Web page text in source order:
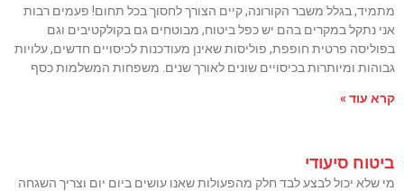
מתמיד, בגלל משבר הקורונה, קיים הצורך לחסוך בכל תחום! פעמים רבות
אני נתקל במקרים בהם יש כפל ביטוח, מבוטחים גם בקולקטיבים וגם
בפוליסה פרטית חופפת, פוליסות שאינן מעודכנות לכיסויים חדשים, עלויות
גבוהות ומיותרות בכיסויים שונים לאורך שנים. משפחות המשלמות כסף
קרא עוד »
ביטוח סיעודי
מי שלא יכול לבצע לבד חלק מהפעולות שאנו עושים ביום יום וצריך השגחה